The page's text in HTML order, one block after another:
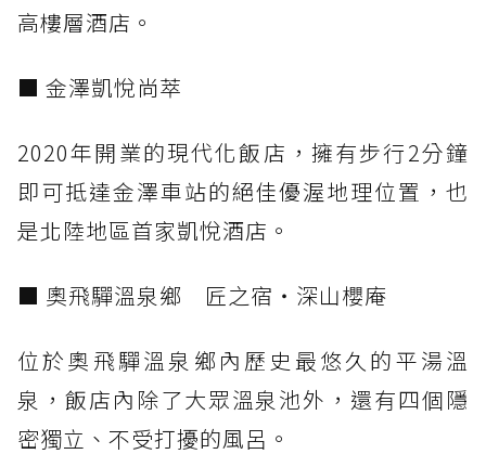
高樓層酒店。
■ 金澤凱悅尚萃
2020年開業的現代化飯店，擁有步行2分鐘
即可抵達金澤車站的絕佳優渥地理位置，也
是北陸地區首家凱悅酒店。
■ 奧飛驒溫泉鄉 匠之宿・深山櫻庵
位於奧飛驒溫泉鄉內歷史最悠久的平湯溫
泉，飯店內除了大眾溫泉池外，還有四個隱
密獨立、不受打擾的風呂。